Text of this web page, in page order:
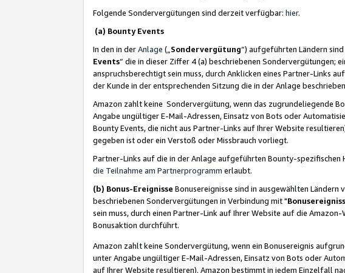
Folgende Sondervergütungen sind derzeit verfügbar: hier.
(a) Bounty Events
In den in derAnlage („ Sondervergütung“) aufgeführten Ländern
Events“ die in dieser Ziffer 4 (a) beschriebenen Sondervergütungen;
anspruchsberechtigt sein muss, durch Anklicken eines Partner-Links
der Kunde in der entsprechenden Sitzung die in der Anlage
Amazon zahlt keine Sondervergütung, wenn das zugrundeliegende
Angabe ungültiger E-Mail-Adressen, Einsatz von Bots oder
Bounty Events, die nicht aus Partner-Links auf Ihrer Website
gegeben ist oder ein Verstoß oder Missbrauch vorliegt.
Partner-Links auf die in der Anlage aufgeführten Bounty-
die Teilnahme am Partnerprogramm erlaubt.
(b) Bonus-Ereignisse Bonusereignisse sind in ausgewählten Ländern
beschriebenen Sondervergütungen in Verbindung mit "
sein muss, durch einen Partner-Link auf Ihrer Website auf die
Bonusaktion durchführt.
Amazon zahlt keine Sondervergütung, wenn ein Bonusereignis
unter Angabe ungültiger E-Mail-Adressen, Einsatz von Bots oder
auf Ihrer Website resultieren). Amazon bestimmt in jedem Einzelfall